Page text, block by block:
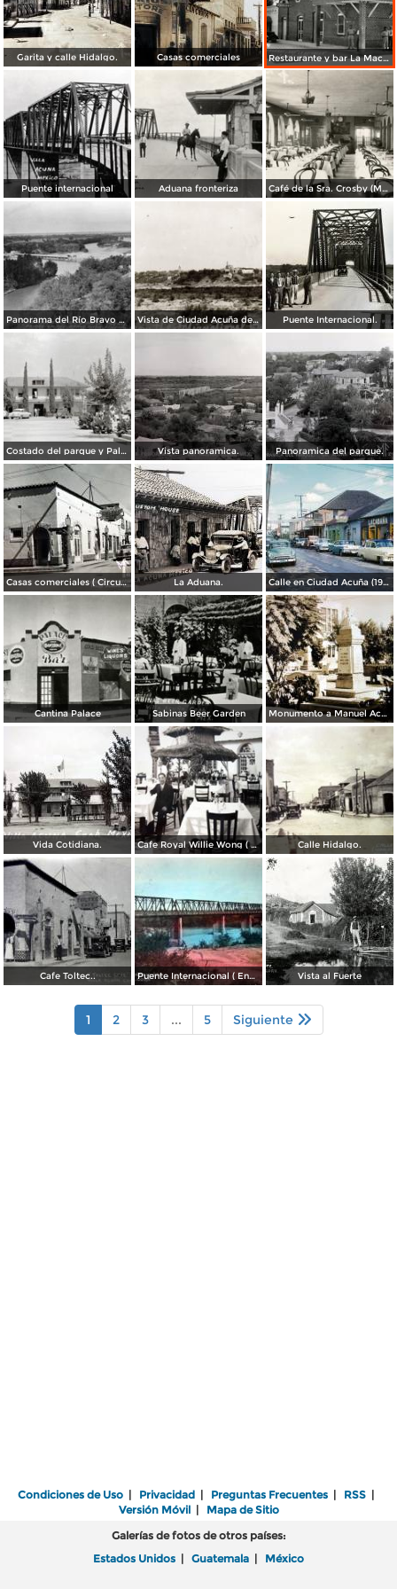
Garita y calle Hidalgo. Casas comerciales Restaurante y bar La Macarena
Puente internacional Aduana fronteriza Café de la Sra. Crosby (Mrs. Crosby´s Café)
Panorama del Río Bravo y puente internacional Vista de Ciudad Acuña desde el puente internacional a Eagle Pass, Texas Puente Internacional.
Costado del parque y Palacio Municipal Vista panoramica. Panoramica del parque.
Casas comerciales ( Circulada el 27 de Diciembre de 1959 ). La Aduana. Calle en Ciudad Acuña (1956)
Cantina Palace Sabinas Beer Garden Monumento a Manuel Acuna.
Vida Cotidiana. Cafe Royal Willie Wong ( Circulada el 3 de Agosto de 1942 ). Calle Hidalgo.
Cafe Toltec.. Puente Internacional ( Enviada el 4 de Mayo de 1945 ). Vista al Fuerte
1 2 3 ... 5 Siguiente
Condiciones de Uso | Privacidad | Preguntas Frecuentes | RSS |
Versión Móvil| Mapa de Sitio
Galerías de fotos de otros países:
Estados Unidos | Guatemala | México